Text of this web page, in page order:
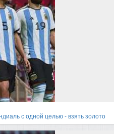
с одной целью - взять золото